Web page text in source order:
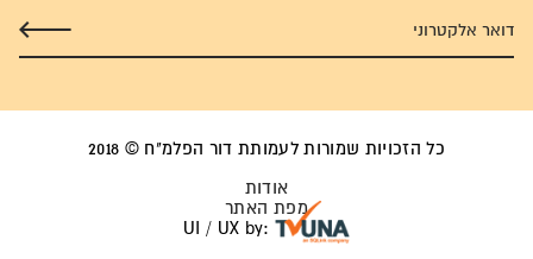
כל הזכויות שמורות לעמותת דור הפלמ"ח © 2018
אודות
מפת האתר
UI / UX by: